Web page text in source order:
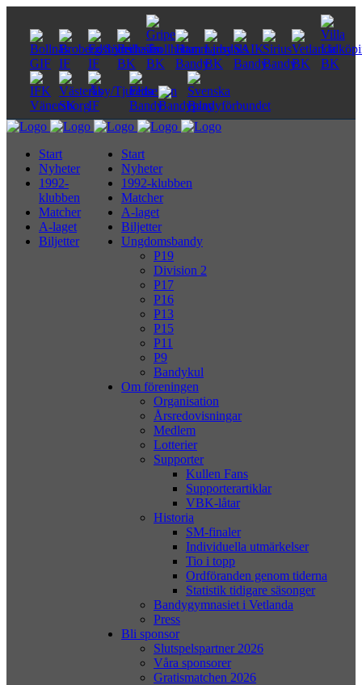
Start
Nyheter
1992-klubben
Matcher
A-laget
Biljetter
Ungdomsbandy
P19
Division 2
P17
P16
P13
P15
P11
P9
Bandykul
Om föreningen
Organisation
Årsredovisningar
Medlem
Lotterier
Supporter
Kullen Fans
Supporterartiklar
VBK-låtar
Historia
SM-finaler
Individuella utmärkelser
Tio i topp
Ordföranden genom tiderna
Statistik tidigare säsonger
Bandygymnasiet i Vetlanda
Press
Bli sponsor
Slutspelspartner 2026
Våra sponsorer
Gratismatchen 2026
Start
Nyheter
1992-
klubben
Matcher
A-laget
Biljetter